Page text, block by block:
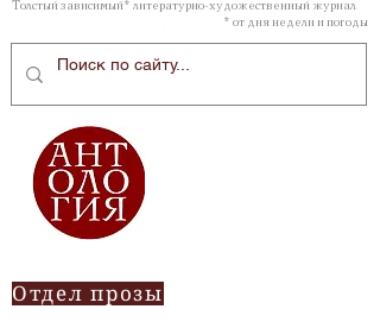
Толстый зависимый* литературно-художественный журнал
* от дня недели и погоды
Отдел прозы